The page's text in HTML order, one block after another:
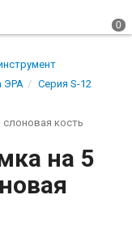
ЭРА
Серия S-12
слоновая кость
на 5